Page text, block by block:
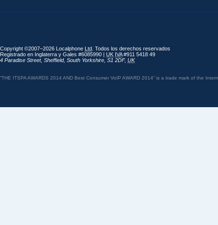
Copyright ©2007–2026 Localphone Ltd . Todos los derechos reservados
Registrado en Inglaterra y Gales #6085990 | UK IVA#911 5418 49
4 Paradise Street, Sheffield, South Yorkshire S1 2DF, UK
“THE ITSPA AWARDS 2014 AND Best Consumer VoIP AWARD 2014” is a trade mark of the